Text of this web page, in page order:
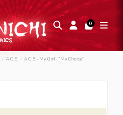
0
A.C.E.
A.C.E - My Girl : “My Choice”